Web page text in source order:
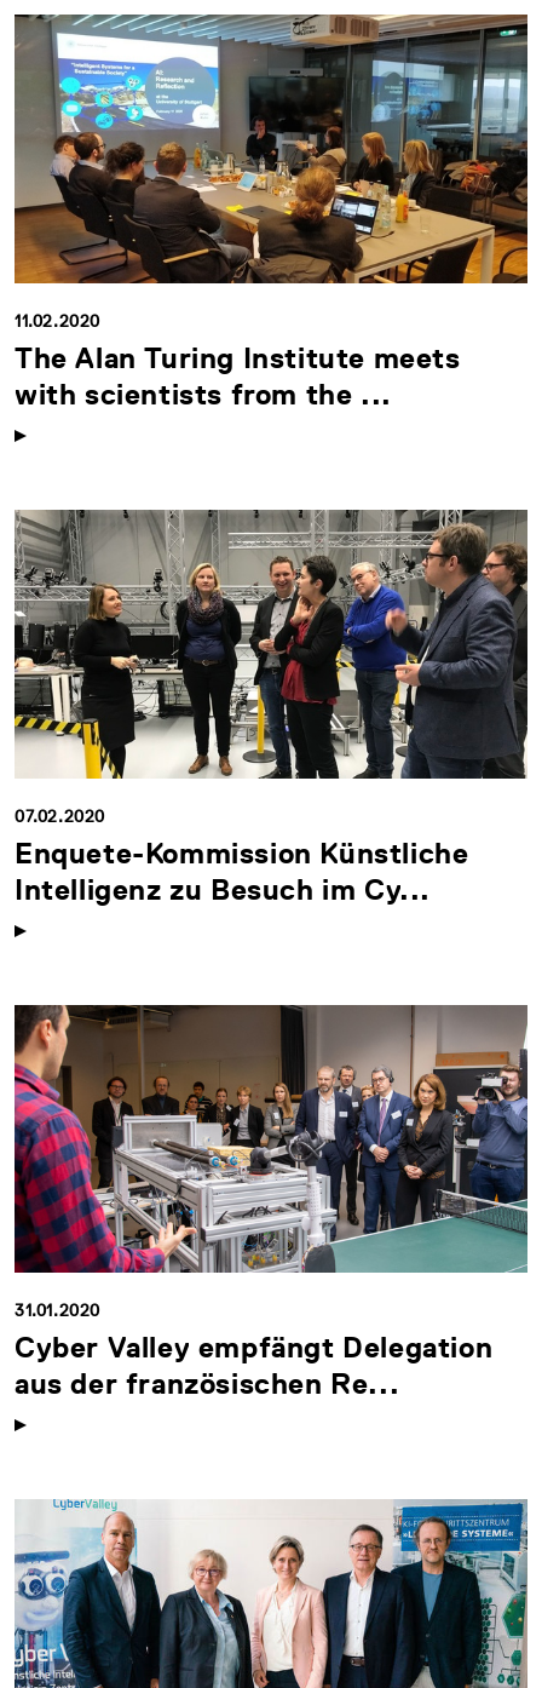
11.02.2020
The Alan Turing Institute meets
with scientists from the ...
07.02.2020
Enquete-Kommission Künstliche
Intelligenz zu Besuch im Cy...
31.01.2020
Cyber Valley empfängt Delegation
aus der französischen Re...